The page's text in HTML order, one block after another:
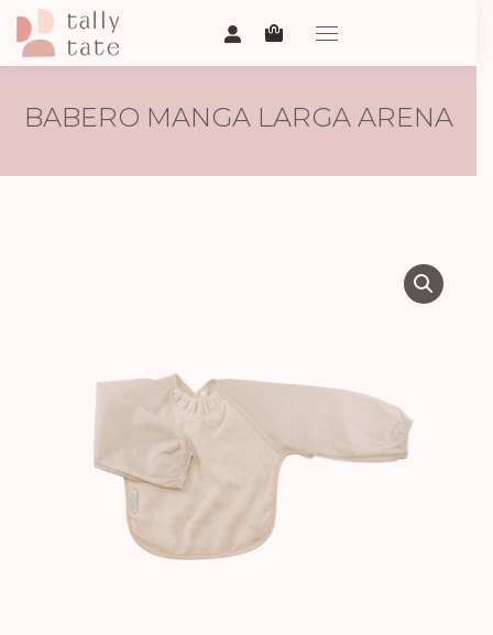
BABERO MANGA LARGA ARENA